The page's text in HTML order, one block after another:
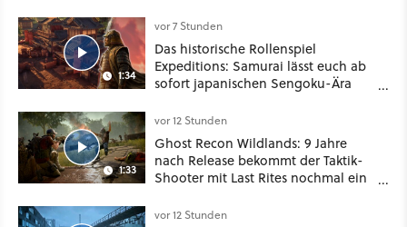
1:34
vor 7 Stunden
Das historische Rollenspiel
Expeditions: Samurai lässt euch ab
sofort japanischen Sengoku-Ära
oder Diplomatie
1:33
vor 12 Stunden
Ghost Recon Wildlands: 9 Jahre
nach Release bekommt der Taktik-
Shooter mit Last Rites nochmal ein
vor 12 Stunden